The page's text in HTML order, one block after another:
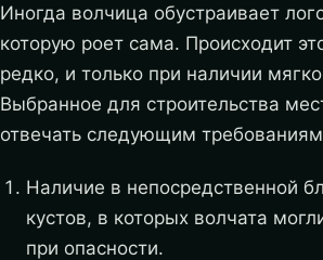
Иногда волчица обустраивает
которую роет сама. Происходит
редко, и только при наличии
Выбранное для строительства
отвечать следующим
Наличие в непосредственной
кустов, в которых волчата
при опасности.